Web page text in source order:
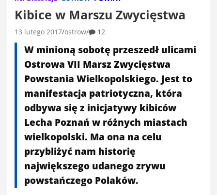
Kibice w Marszu Zwycięstwa
13 lutego 2017 ostrow 12
W minioną sobotę przeszedł ulicami
Ostrowa VII Marsz Zwycięstwa
Powstania Wielkopolskiego. Jest to
manifestacja patriotyczna, która
odbywa się z inicjatywy kibiców
Lecha Poznań w różnych miastach
wielkopolski. Ma ona na celu
przybliżyć nam historię
największego udanego zrywu
powstańczego Polaków.